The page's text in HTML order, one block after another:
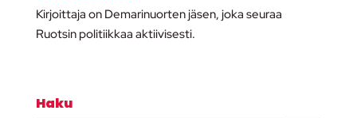
Kirjoittaja on Demarinuorten jäsen, joka seuraa
Ruotsin politiikkaa aktiivisesti.
Haku